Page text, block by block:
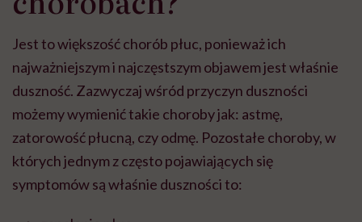
Jest to większość chorób płuc, ponieważ ich
najważniejszym i najczęstszym objawem jest właśnie
duszność. Zazwyczaj wśród przyczyn duszności
możemy wymienić takie choroby jak: astmę,
zatorowość płucną, czy odmę. Pozostałe choroby, w
których jednym z często pojawiających się
symptomów są właśnie duszności to: